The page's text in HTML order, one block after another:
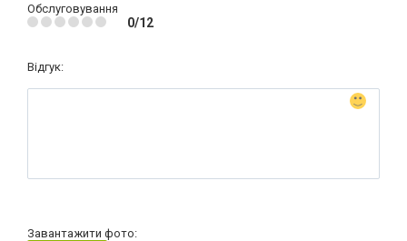
Обслуговування
0/12
Відгук:
Завантажити фото: